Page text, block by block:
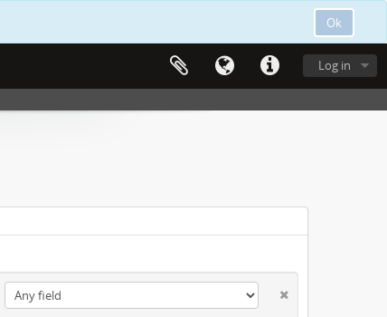
Ok
Log in